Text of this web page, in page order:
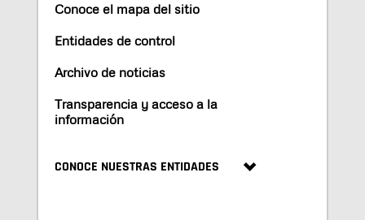
Conoce el mapa del sitio
Entidades de control
Archivo de noticias
Transparencia y acceso a la
información
CONOCE NUESTRAS ENTIDADES